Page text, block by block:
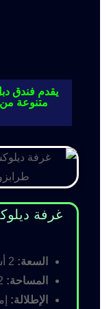
يقدم فندق
متنوعة من
السعة:
المساحة:
الإطلالة: